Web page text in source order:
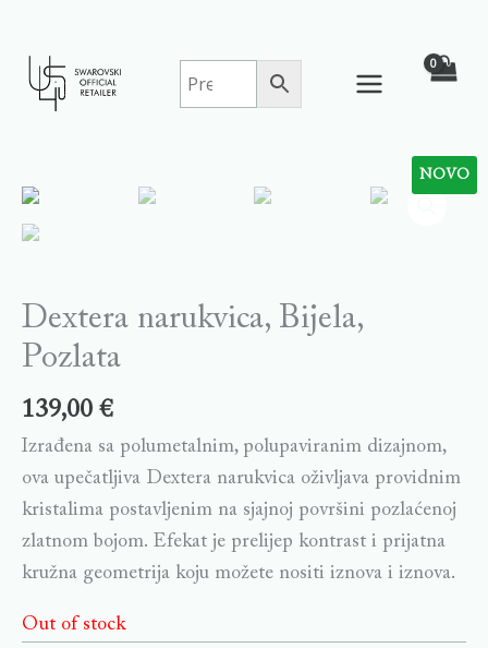
content
NOVO
Dextera narukvica, Bijela,
Pozlata
139,00 €
Izrađena sa polumetalnim, polupaviranim dizajnom,
ova upečatljiva Dextera narukvica oživljava providnim
kristalima postavljenim na sjajnoj površini pozlaćenoj
zlatnom bojom. Efekat je prelijep kontrast i prijatna
kružna geometrija koju možete nositi iznova i iznova.
Out of stock